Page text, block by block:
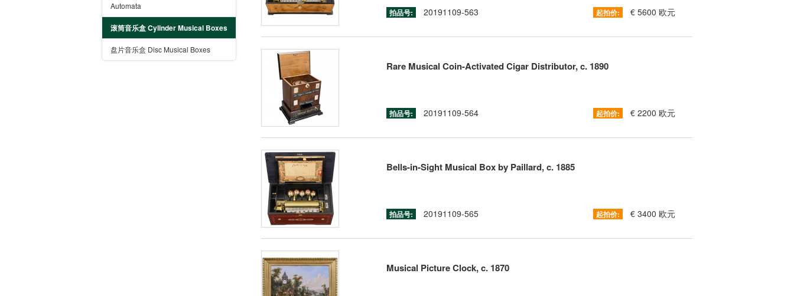
Automata
滚筒音乐盒 Cylinder Musical Boxes
盘片音乐盒 Disc Musical Boxes
拍品号: 20191109-563 起拍价: € 5600 欧元
Rare Musical Coin-Activated Cigar Distributor, c. 1890
拍品号: 20191109-564 起拍价: € 2200 欧元
Bells-in-Sight Musical Box by Paillard, c. 1885
拍品号: 20191109-565 起拍价: € 3400 欧元
Musical Picture Clock, c. 1870